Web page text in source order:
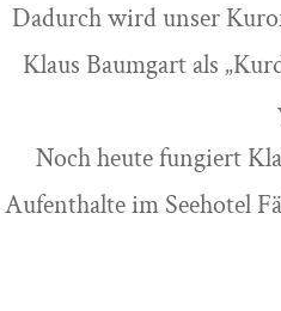
Dadurch wird unser
Klaus Baumgart als
Noch heute fungiert
Aufenthalte im Seehotel